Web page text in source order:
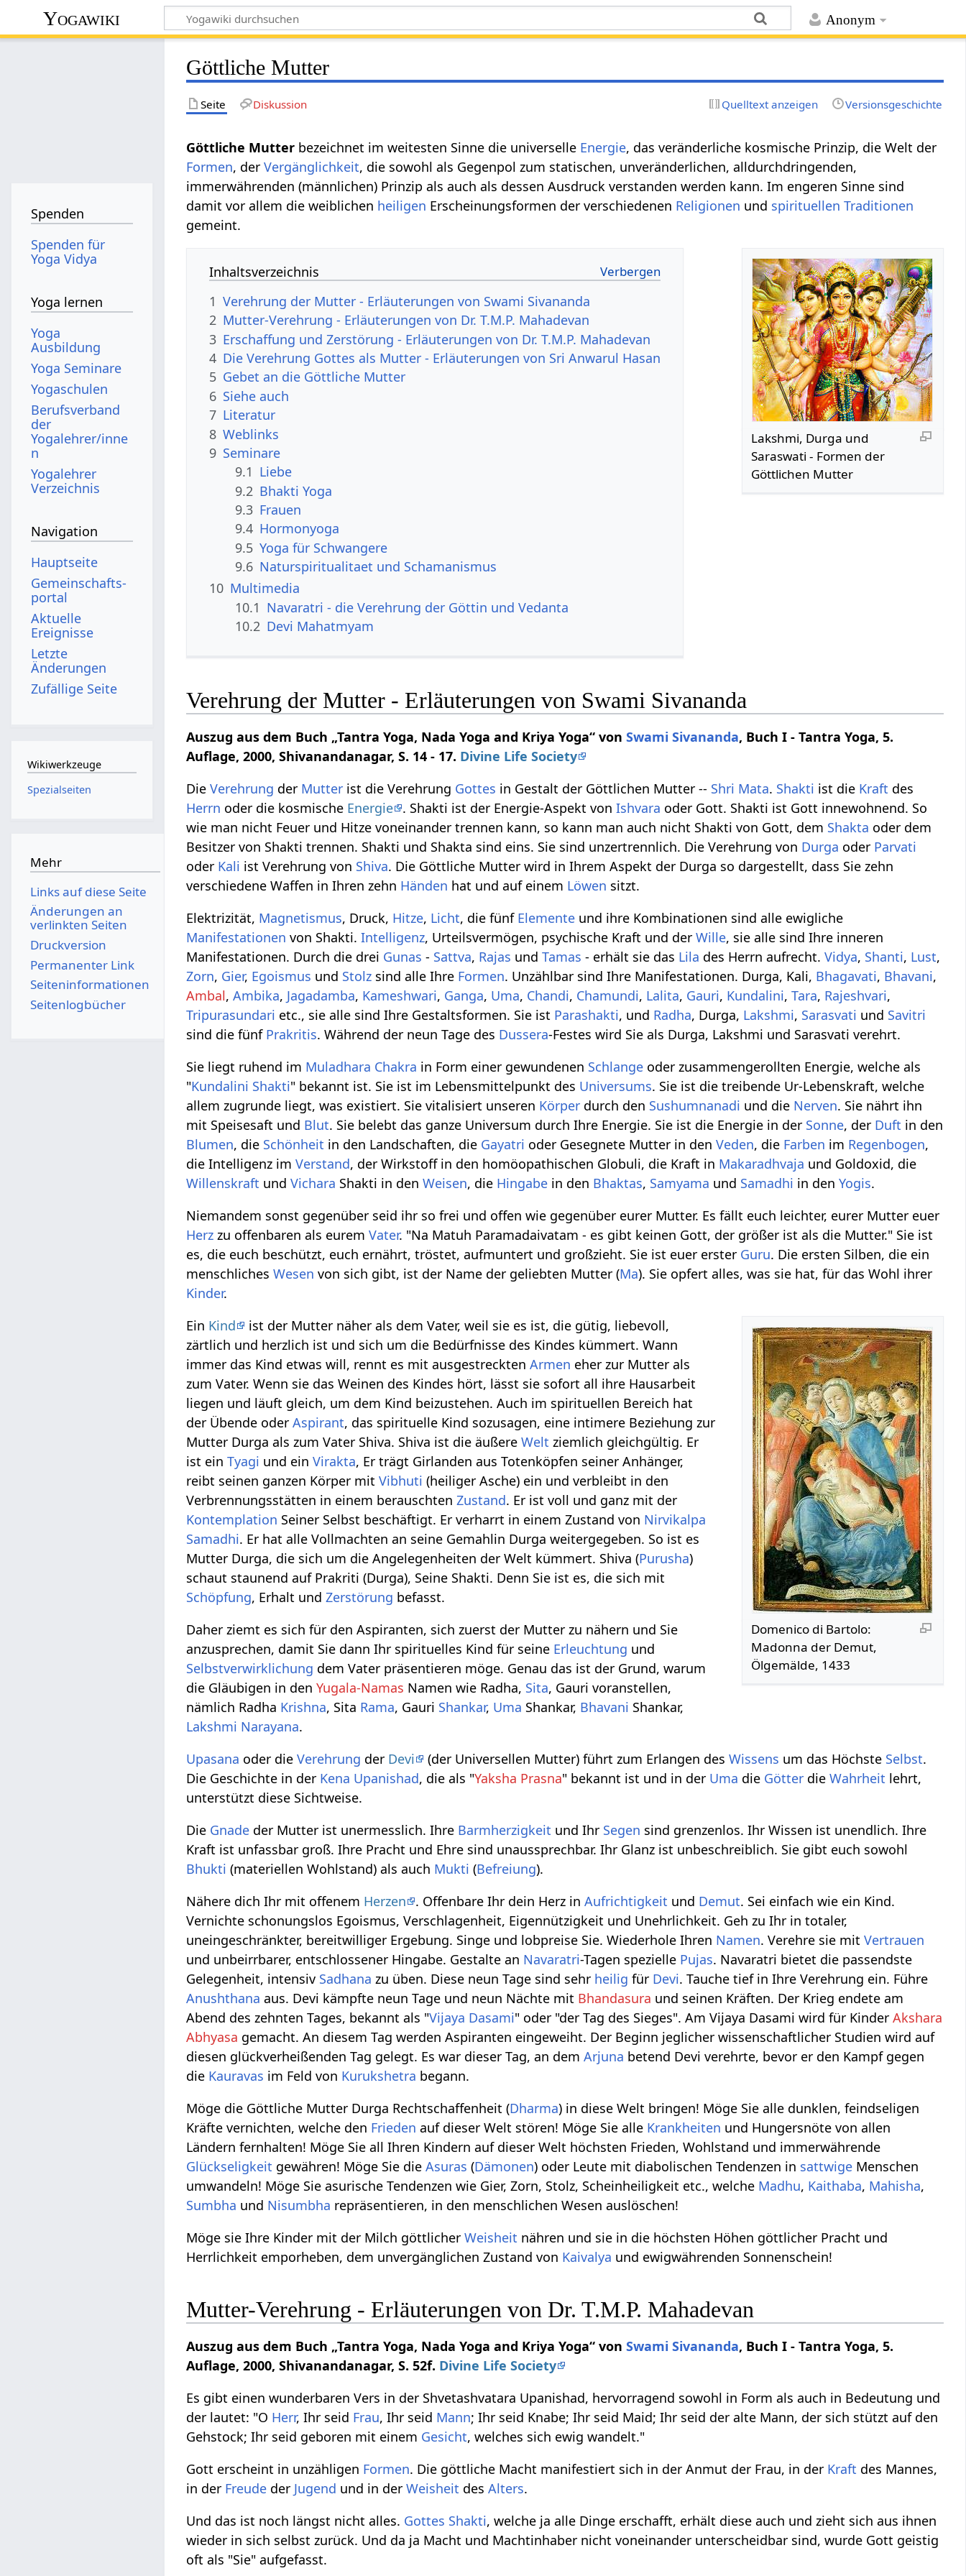
Anonym
Yogawiki
Göttliche Mutter
Seite Diskussion Quelltext anzeigen Versionsgeschichte
Göttliche Mutter bezeichnet im weitesten Sinne die universelle Energie, das veränderliche kosmische Prinzip, die Welt der
Formen, derVergänglichkeit, die sowohl als Gegenpol zum statischen, unveränderlichen, alldurchdringenden,
immerwährenden (männlichen) Prinzip als auch als dessen Ausdruck verstanden werden kann. Im engeren Sinne sind
damit vor allem die weiblichen heiligen Erscheinungsformen der verschiedenen Religionen und spirituellen Traditionen
gemeint.
Lakshmi, Durga und
Saraswati - Formen der
Göttlichen Mutter
Inhaltsverzeichnis
1 Verehrung der Mutter - Erläuterungen von Swami Sivananda
2 Mutter-Verehrung - Erläuterungen von Dr. T.M.P. Mahadevan
3 Erschaffung und Zerstörung - Erläuterungen von Dr. T.M.P. Mahadevan
4 Die Verehrung Gottes als Mutter - Erläuterungen von Sri Anwarul Hasan
5 Gebet an die Göttliche Mutter
6 Siehe auch
7 Literatur
8 Weblinks
9 Seminare
9.1 Liebe
9.2 Bhakti Yoga
9.3 Frauen
9.4 Hormonyoga
9.5 Yoga für Schwangere
9.6 Naturspiritualitaet und Schamanismus
10 Multimedia
10.1 Navaratri - die Verehrung der Göttin und Vedanta
10.2 Devi Mahatmyam
Verehrung der Mutter - Erläuterungen von Swami Sivananda
Auszug aus dem Buch „Tantra Yoga, Nada Yoga and Kriya Yoga“ vonSwami Sivananda, Buch I - Tantra Yoga, 5.
Auflage, 2000, Shivanandanagar, S. 14 - 17. Divine Life Society
DieVerehrung der Mutter ist die Verehrung Gottes in Gestalt der Göttlichen Mutter -- Shri Mata. Shakti ist die Kraft des
Herrn oder die kosmische Energie . Shakti ist der Energie-Aspekt vonIshvara oder Gott. Shakti ist Gott innewohnend. So
wie man nicht Feuer und Hitze voneinander trennen kann, so kann man auch nicht Shakti von Gott, dem Shakta oder dem
Besitzer von Shakti trennen. Shakti und Shakta sind eins. Sie sind unzertrennlich. Die Verehrung von Durga oder Parvati
oder Kali ist Verehrung von Shiva. Die Göttliche Mutter wird in Ihrem Aspekt der Durga so dargestellt, dass Sie zehn
verschiedene Waffen in Ihren zehn Händen hat und auf einem Löwen sitzt.
Elektrizität, Magnetismus, Druck, Hitze, Licht, die fünf Elemente und ihre Kombinationen sind alle ewigliche
Manifestationen von Shakti.Intelligenz, Urteilsvermögen, psychische Kraft und derWille, sie alle sind Ihre inneren
Manifestationen. Durch die drei Gunas - Sattva, Rajas undTamas - erhält sie das Lila des Herrn aufrecht.Vidya, Shanti, Lust,
Zorn, Gier, Egoismus und Stolz sind alle Ihre Formen. Unzählbar sind Ihre Manifestationen. Durga, Kali, Bhagavati, Bhavani,
Ambal,Ambika, Jagadamba, Kameshwari, Ganga, Uma, Chandi, Chamundi, Lalita, Gauri, Kundalini,Tara, Rajeshvari,
Tripurasundari etc., sie alle sind Ihre Gestaltsformen. Sie ist Parashakti, und Radha, Durga, Lakshmi, Sarasvati und Savitri
sind die fünf Prakritis. Während der neun Tage des Dussera-Festes wird Sie als Durga, Lakshmi und Sarasvati verehrt.
Sie liegt ruhend im Muladhara Chakra in Form einer gewundenen Schlange oder zusammengerollten Energie, welche als
"Kundalini Shakti" bekannt ist. Sie ist im Lebensmittelpunkt des Universums. Sie ist die treibende Ur-Lebenskraft, welche
allem zugrunde liegt, was existiert. Sie vitalisiert unseren Körper durch den Sushumnanadi und die Nerven. Sie nährt ihn
mit Speisesaft und Blut. Sie belebt das ganze Universum durch Ihre Energie. Sie ist die Energie in der Sonne, der Duft in den
Blumen, die Schönheit in den Landschaften, die Gayatri oder Gesegnete Mutter in denVeden, die Farben im Regenbogen,
die Intelligenz imVerstand, der Wirkstoff in den homöopathischen Globuli, die Kraft in Makaradhvaja und Goldoxid, die
Willenskraft undVichara Shakti in denWeisen, die Hingabe in den Bhaktas, Samyama und Samadhi in denYogis.
Niemandem sonst gegenüber seid ihr so frei und offen wie gegenüber eurer Mutter. Es fällt euch leichter, eurer Mutter euer
Herz zu offenbaren als euremVater. "Na Matuh Paramadaivatam - es gibt keinen Gott, der größer ist als die Mutter." Sie ist
es, die euch beschützt, euch ernährt, tröstet, aufmuntert und großzieht. Sie ist euer erster Guru. Die ersten Silben, die ein
menschlichesWesen von sich gibt, ist der Name der geliebten Mutter (Ma). Sie opfert alles, was sie hat, für das Wohl ihrer
Kinder.
Domenico di Bartolo:
Madonna der Demut,
Ölgemälde, 1433
Ein Kind
ist der Mutter näher als dem Vater, weil sie es ist, die gütig, liebevoll,
zärtlich und herzlich ist und sich um die Bedürfnisse des Kindes kümmert. Wann
immer das Kind etwas will, rennt es mit ausgestrecktenArmen eher zur Mutter als
zum Vater. Wenn sie das Weinen des Kindes hört, lässt sie sofort all ihre Hausarbeit
liegen und läuft gleich, um dem Kind beizustehen. Auch im spirituellen Bereich hat
der Übende oderAspirant, das spirituelle Kind sozusagen, eine intimere Beziehung zur
Mutter Durga als zum Vater Shiva. Shiva ist die äußereWelt ziemlich gleichgültig. Er
ist einTyagi und einVirakta, Er trägt Girlanden aus Totenköpfen seiner Anhänger,
reibt seinen ganzen Körper mitVibhuti (heiliger Asche) ein und verbleibt in den
Verbrennungsstätten in einem berauschtenZustand. Er ist voll und ganz mit der
Kontemplation Seiner Selbst beschäftigt. Er verharrt in einem Zustand von Nirvikalpa
Samadhi. Er hat alle Vollmachten an seine Gemahlin Durga weitergegeben. So ist es
Mutter Durga, die sich um die Angelegenheiten der Welt kümmert. Shiva (Purusha)
schaut staunend auf Prakriti (Durga), Seine Shakti. Denn Sie ist es, die sich mit
Schöpfung, Erhalt undZerstörung befasst.
Daher ziemt es sich für den Aspiranten, sich zuerst der Mutter zu nähern und Sie
anzusprechen, damit Sie dann Ihr spirituelles Kind für seine Erleuchtung und
Selbstverwirklichung dem Vater präsentieren möge. Genau das ist der Grund, warum
die Gläubigen in denYugala-Namas Namen wie Radha, Sita, Gauri voranstellen,
nämlich Radha Krishna, Sita Rama, Gauri Shankar, Uma Shankar, Bhavani Shankar,
Lakshmi Narayana.
Upasana oder dieVerehrung der Devi (der Universellen Mutter) führt zum Erlangen desWissens um das Höchste Selbst.
Die Geschichte in der Kena Upanishad, die als "Yaksha Prasna" bekannt ist und in der Uma die Götter dieWahrheit lehrt,
unterstützt diese Sichtweise.
Die Gnade der Mutter ist unermesslich. Ihre Barmherzigkeit und Ihr Segen sind grenzenlos. Ihr Wissen ist unendlich. Ihre
Kraft ist unfassbar groß. Ihre Pracht und Ehre sind unaussprechbar. Ihr Glanz ist unbeschreiblich. Sie gibt euch sowohl
Bhukti (materiellen Wohlstand) als auch Mukti (Befreiung).
Nähere dich Ihr mit offenem Herzen . Offenbare Ihr dein Herz inAufrichtigkeit und Demut. Sei einfach wie ein Kind.
Vernichte schonungslos Egoismus, Verschlagenheit, Eigennützigkeit und Unehrlichkeit. Geh zu Ihr in totaler,
uneingeschränkter, bereitwilliger Ergebung. Singe und lobpreise Sie. Wiederhole Ihren Namen. Verehre sie mitVertrauen
und unbeirrbarer, entschlossener Hingabe. Gestalte an Navaratri-Tagen spezielle Pujas. Navaratri bietet die passendste
Gelegenheit, intensiv Sadhana zu üben. Diese neun Tage sind sehr heilig für Devi. Tauche tief in Ihre Verehrung ein. Führe
Anushthana aus. Devi kämpfte neun Tage und neun Nächte mit Bhandasura und seinen Kräften. Der Krieg endete am
Abend des zehnten Tages, bekannt als "Vijaya Dasami" oder "der Tag des Sieges". Am Vijaya Dasami wird für KinderAkshara
Abhyasa gemacht. An diesem Tag werden Aspiranten eingeweiht. Der Beginn jeglicher wissenschaftlicher Studien wird auf
diesen glückverheißenden Tag gelegt. Es war dieser Tag, an demArjuna betend Devi verehrte, bevor er den Kampf gegen
die Kauravas im Feld von Kurukshetra begann.
Möge die Göttliche Mutter Durga Rechtschaffenheit (Dharma) in diese Welt bringen! Möge Sie alle dunklen, feindseligen
Kräfte vernichten, welche den Frieden auf dieser Welt stören! Möge Sie alle Krankheiten und Hungersnöte von allen
Ländern fernhalten! Möge Sie all Ihren Kindern auf dieser Welt höchsten Frieden, Wohlstand und immerwährende
Glückseligkeit gewähren! Möge Sie dieAsuras (Dämonen) oder Leute mit diabolischen Tendenzen in sattwige Menschen
umwandeln! Möge Sie asurische Tendenzen wie Gier, Zorn, Stolz, Scheinheiligkeit etc., welche Madhu, Kaithaba, Mahisha,
Sumbha und Nisumbha repräsentieren, in den menschlichen Wesen auslöschen!
Möge sie Ihre Kinder mit der Milch göttlicherWeisheit nähren und sie in die höchsten Höhen göttlicher Pracht und
Herrlichkeit emporheben, dem unvergänglichen Zustand von Kaivalya und ewigwährenden Sonnenschein!
Mutter-Verehrung - Erläuterungen von Dr. T.M.P. Mahadevan
Auszug aus dem Buch „Tantra Yoga, Nada Yoga and Kriya Yoga“ vonSwami Sivananda, Buch I - Tantra Yoga, 5.
Auflage, 2000, Shivanandanagar, S. 52f. Divine Life Society
Es gibt einen wunderbaren Vers in der Shvetashvatara Upanishad, hervorragend sowohl in Form als auch in Bedeutung und
der lautet: "O Herr, Ihr seid Frau, Ihr seid Mann; Ihr seid Knabe; Ihr seid Maid; Ihr seid der alte Mann, der sich stützt auf den
Gehstock; Ihr seid geboren mit einem Gesicht, welches sich ewig wandelt."
Gott erscheint in unzähligen Formen. Die göttliche Macht manifestiert sich in der Anmut der Frau, in der Kraft des Mannes,
in der Freude der Jugend und in derWeisheit desAlters.
Und das ist noch längst nicht alles. Gottes Shakti, welche ja alle Dinge erschafft, erhält diese auch und zieht sich aus ihnen
wieder in sich selbst zurück. Und da ja Macht und Machtinhaber nicht voneinander unterscheidbar sind, wurde Gott geistig
oft als "Sie" aufgefasst.
Spenden
Spenden für
Yoga Vidya
Yoga lernen
Yoga
Ausbildung
Yoga Seminare
Yogaschulen
Berufsverband
der
Yogalehrer/inne
n
Yogalehrer
Verzeichnis
Navigation
Hauptseite
Gemeinschafts­
portal
Aktuelle
Ereignisse
Letzte
Änderungen
Zufällige Seite
Wikiwerkzeuge
Spezialseiten
Mehr
Links auf diese Seite
Änderungen an
verlinkten Seiten
Druckversion
Permanenter Link
Seiten­­informationen
Seitenlogbücher